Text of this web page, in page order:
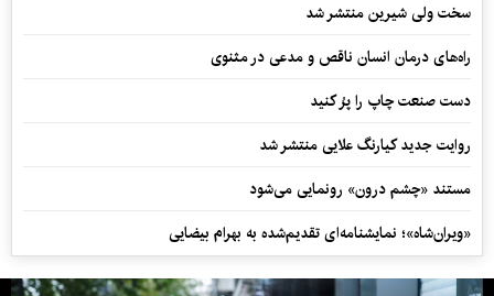
سخت ولی شیرین منتشر شد
راه‌های درمان انسان ناقص و مدعی در مثنوی
دست صنعت چاپ را پرُ کنید
روایت جدید کیارنگ علایی منتشر شد
مستند «چشم درون» رونمایی می‌شود
«ویران‌شاه»؛ نمایشنامه‌ای تقدیم‌شده به بهرام بیضایی